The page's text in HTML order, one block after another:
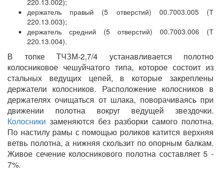
220.13.002);
держатель правый (5 отверстий) 00.7003.005 (Т
220.13.003);
держатель средний (5 отверстий) 00.7003.006 (Т
220.13.004).
В топке ТЧЗМ-2,7/4 устанавливается полотно
колосниковое чешуйчатого типа, которое состоит из
стальных ведущих цепей, в которые закреплены
держатели колосников. Расположение колосников в
держателях очищаться от шлака, поворачиваясь при
движении полотна вокруг ведущей звездочки.
Колосники заменяются без разборки самого полотна.
По настилу рамы с помощью роликов катится верхняя
ветвь полотна, а нижняя скользит по опорным балкам.
Живое сечение колосникового полотна составляет 5 -
7%.